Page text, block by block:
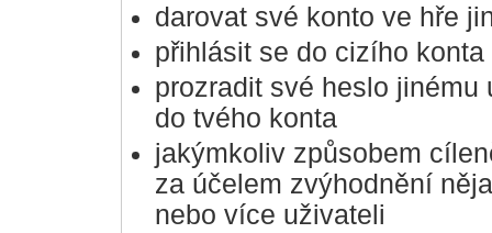
darovat své konto ve hře
přihlásit se do cizího
prozradit své heslo
do tvého konta
jakýmkoliv způsobem
za účelem zvýhodnění
nebo více uživateli